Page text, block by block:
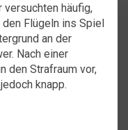
versuchten häufig,
den Flügeln ins Spiel
an der
Nach einer
den Strafraum vor,
knapp.